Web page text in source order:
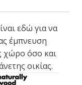
εδώ για να
έμπνευση
χώρο όσο και
οικίας.